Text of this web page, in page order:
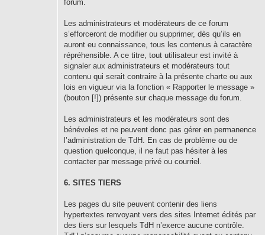
forum.
Les administrateurs et modérateurs de ce forum
s’efforceront de modifier ou supprimer, dès qu’ils en
auront eu connaissance, tous les contenus à caractère
répréhensible. A ce titre, tout utilisateur est invité à
signaler aux administrateurs et modérateurs tout
contenu qui serait contraire à la présente charte ou aux
lois en vigueur via la fonction « Rapporter le message »
(bouton [!]) présente sur chaque message du forum.
Les administrateurs et les modérateurs sont des
bénévoles et ne peuvent donc pas gérer en permanence
l’administration de TdH. En cas de problème ou de
question quelconque, il ne faut pas hésiter à les
contacter par message privé ou courriel.
6. SITES TIERS
Les pages du site peuvent contenir des liens
hypertextes renvoyant vers des sites Internet édités par
des tiers sur lesquels TdH n’exerce aucune contrôle.